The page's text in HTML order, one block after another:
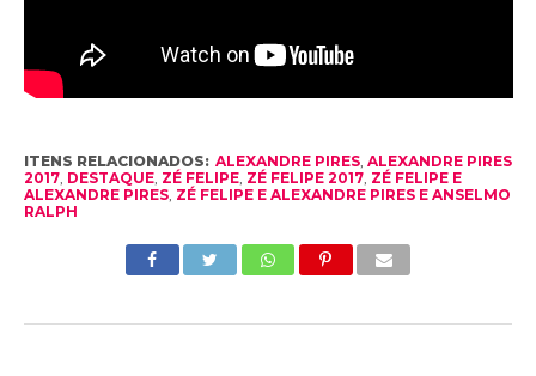
ITENS RELACIONADOS: ALEXANDRE PIRES, ALEXANDRE PIRES
2017, DESTAQUE, ZÉ FELIPE, ZÉ FELIPE 2017, ZÉ FELIPE E
ALEXANDRE PIRES, ZÉ FELIPE E ALEXANDRE PIRES E ANSELMO
RALPH